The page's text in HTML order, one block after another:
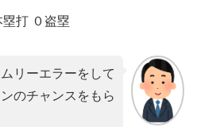
塁打 ０盗塁
リーエラーをして
のチャンスをもら